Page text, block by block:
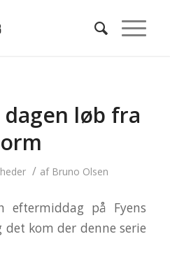
løb fra
/ af Bruno Olsen
eftermiddag på Fyens
det kom der denne serie